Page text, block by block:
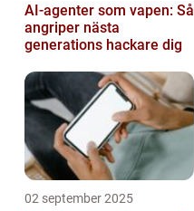
AI-agenter som vapen: Så
angriper nästa
generations hackare dig
02 september 2025